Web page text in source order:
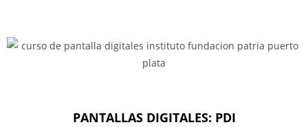
PANTALLAS DIGITALES: PDI